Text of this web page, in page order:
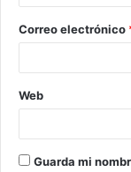
Correo electrónico
Web
Guarda mi